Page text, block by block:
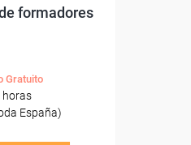
formadores
Gratuito
horas
España)